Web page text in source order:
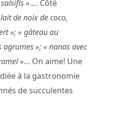
»…. Côté
de noix de coco,
»; « gâteau au
agrumes »; « nanas avec
»… On aime! Une
à la gastronomie
de succulentes